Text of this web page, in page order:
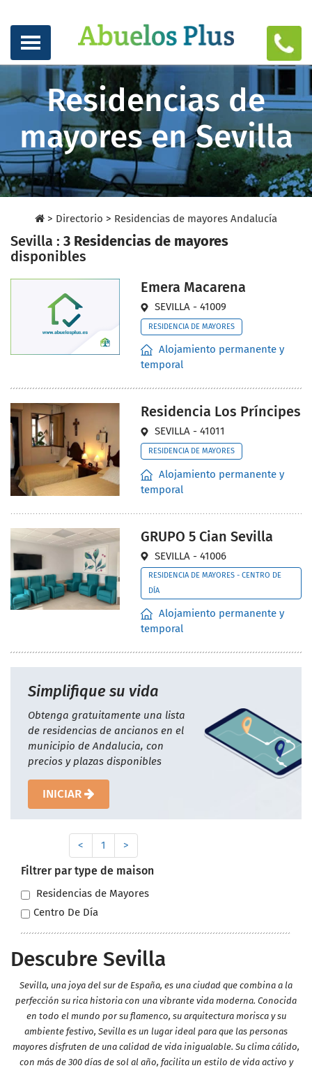
Residencias de
mayores en Sevilla
> Directorio > Residencias de mayores Andalucía
Sevilla : 3 Residencias de mayores
disponibles
Emera Macarena
SEVILLA - 41009
RESIDENCIA DE MAYORES
Alojamiento permanente y
temporal
Residencia Los Príncipes
SEVILLA - 41011
RESIDENCIA DE MAYORES
Alojamiento permanente y
temporal
GRUPO 5 Cian Sevilla
SEVILLA - 41006
RESIDENCIA DE MAYORES - CENTRO DE
DÍA
Alojamiento permanente y
temporal
Simplifique su vida
Obtenga gratuitamente una lista
de residencias de ancianos en el
municipio de Andalucia, con
precios y plazas disponibles
INICIAR
< 1 >
Filtrer par type de maison
Residencias de Mayores
Centro De Día
Descubre Sevilla
Sevilla, una joya del sur de España, es una ciudad que combina a la
perfección su rica historia con una vibrante vida moderna. Conocida
en todo el mundo por su flamenco, su arquitectura morisca y su
ambiente festivo, Sevilla es un lugar ideal para que las personas
mayores disfruten de una calidad de vida inigualable. Su clima cálido,
con más de 300 días de sol al año, facilita un estilo de vida activo y